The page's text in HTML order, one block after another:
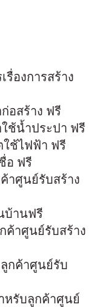
รื่องการสร้าง
อสร้าง ฟรี
ช้น้ำประปา ฟรี
ช้ไฟฟ้า ฟรี
อ ฟรี
าศูนย์รับสร้าง
บ้านฟรี
ค้าศูนย์รับสร้าง
กค้าศูนย์รับ
หรับลูกค้าศูนย์